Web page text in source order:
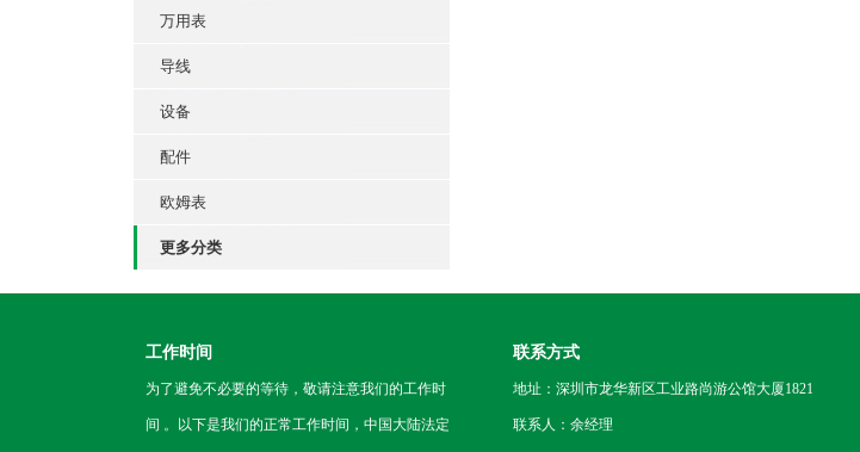
万用表
导线
设备
配件
欧姆表
更多分类
工作时间
为了避免不必要的等待，敬请注意我们的工作时
间 。以下是我们的正常工作时间，中国大陆法定
联系方式
地址：深圳市龙华新区工业路尚游公馆大厦1821
联系人：余经理